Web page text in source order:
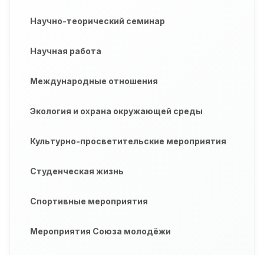
Научно-теорический семинар
Научная работа
Международные отношения
Экология и охрана окружающей среды
Культурно-просветительские мероприятия
Студенческая жизнь
Спортивные мероприятия
Мероприятия Союза молодёжи